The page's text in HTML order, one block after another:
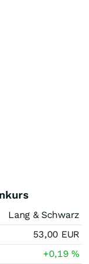
Lang & Schwarz
53,00 EUR
+0,19%